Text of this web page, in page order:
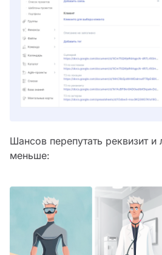
Шансов перепутать реквизит и
меньше: